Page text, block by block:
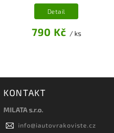
790 Kč / ks
Detail
KONTAKT
MILATA s.r.o.
info@iautovrakoviste.cz